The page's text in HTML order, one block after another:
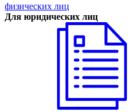
физических лиц
Для юридических лиц